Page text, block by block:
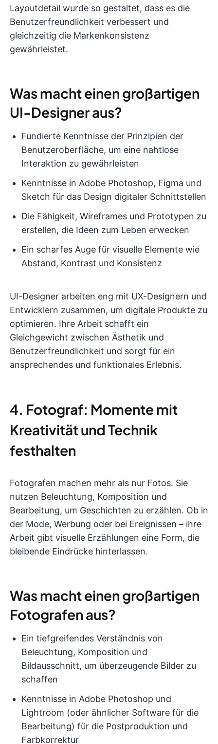
Layoutdetail wurde so gestaltet, dass es die
Benutzerfreundlichkeit verbessert und
gleichzeitig die Markenkonsistenz
gewährleistet.
Was macht einen großartigen
UI-Designer aus?
Fundierte Kenntnisse der Prinzipien der
Benutzeroberfläche, um eine nahtlose
Interaktion zu gewährleisten
Kenntnisse in Adobe Photoshop, Figma und
Sketch für das Design digitaler Schnittstellen
Die Fähigkeit, Wireframes und Prototypen zu
erstellen, die Ideen zum Leben erwecken
Ein scharfes Auge für visuelle Elemente wie
Abstand, Kontrast und Konsistenz
UI-Designer arbeiten eng mit UX-Designern und
Entwicklern zusammen, um digitale Produkte zu
optimieren. Ihre Arbeit schafft ein
Gleichgewicht zwischen Ästhetik und
Benutzerfreundlichkeit und sorgt für ein
ansprechendes und funktionales Erlebnis.
4. Fotograf: Momente mit
Kreativität und Technik
festhalten
Fotografen machen mehr als nur Fotos. Sie
nutzen Beleuchtung, Komposition und
Bearbeitung, um Geschichten zu erzählen. Ob in
der Mode, Werbung oder bei Ereignissen – ihre
Arbeit gibt visuelle Erzählungen eine Form, die
bleibende Eindrücke hinterlassen.
Was macht einen großartigen
Fotografen aus?
Ein tiefgreifendes Verständnis von
Beleuchtung, Komposition und
Bildausschnitt, um überzeugende Bilder zu
schaffen
Kenntnisse in Adobe Photoshop und
Lightroom (oder ähnlicher Software für die
Bearbeitung) für die Postproduktion und
Farbkorrektur